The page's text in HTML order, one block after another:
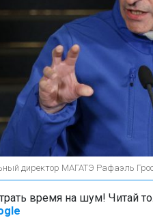
директор МАГАТЭ Рафаэль
время на шум! Читай